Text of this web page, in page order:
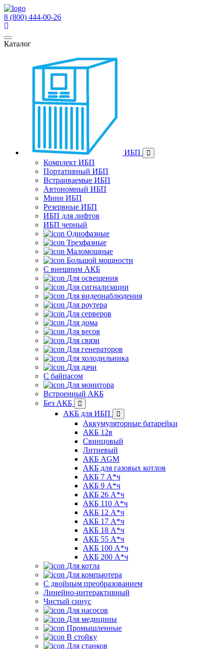
8 (800) 444-00-26
Каталог
ИБП
Комплект ИБП
Портативный ИБП
Встраиваемые ИБП
Автономный ИБП
Мини ИБП
Резервные ИБП
ИБП для лифтов
ИБП черный
Однофазные
Трехфазные
Маломощные
Большой мощности
С внешним АКБ
Для освещения
Для сигнализации
Для видеонаблюдения
Для роутера
Для серверов
Для дома
Для весов
Для связи
Для генераторов
Для холодильника
Для дачи
С байпасом
Для монитора
Встроенный АКБ
Без АКБ
АКБ для ИБП
Аккумуляторные батарейки
АКБ 12в
Свинцовый
Литиевый
АКБ AGM
АКБ для газовых котлов
АКБ 7 А*ч
АКБ 9 А*ч
АКБ 26 А*ч
АКБ 110 А*ч
АКБ 12 А*ч
АКБ 17 А*ч
АКБ 18 А*ч
АКБ 55 А*ч
АКБ 100 А*ч
АКБ 200 А*ч
Для котла
Для компьютера
C двойным преобразованием
Линейно-интерактивный
Чистый синус
Для насосов
Для медицины
Промышленные
В стойку
Для станков